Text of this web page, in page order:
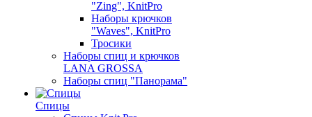
"Zing", KnitPro
Наборы крючков
"Waves", KnitPro
Тросики
Наборы спиц и крючков
LANA GROSSA
Наборы спиц "Панорама"
Спицы